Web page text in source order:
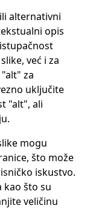
alternativni
opis
već i za
za
uključite
"alt", ali
mogu
što može
iskustvo.
kao što su
veličinu